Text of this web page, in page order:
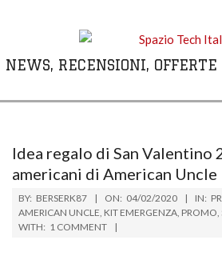
NEWS, RECENSIONI, OFFERTE
MenuIdea regalo di San Valentino
americani di American Uncle
BY: BERSERK87 ON: 04/02/2020 IN:
AMERICAN UNCLE KIT EMERGENZA PROMO
WITH: 1 COMMENT